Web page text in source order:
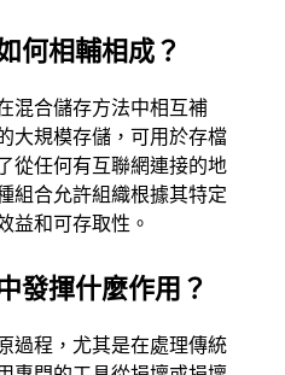
何相輔相成？
混合儲存方法中相互補
大規模存儲，可用於存檔
從任何有互聯網連接的地
組合允許組織根據其特定
益和可存取性。
發揮什麼作用？
過程，尤其是在處理傳統